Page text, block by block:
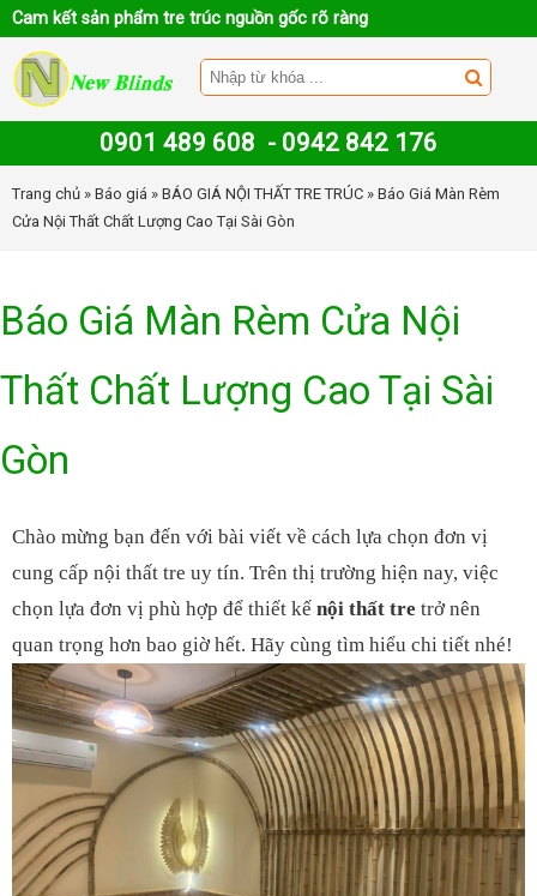
Cam kết sản phẩm tre trúc nguồn gốc rõ ràng
0901 489 608 - 0942 842 176
Trang chủ » Báo giá » BÁO GIÁ NỘI THẤT TRE TRÚC » Báo Giá Màn Rèm
Cửa Nội Thất Chất Lượng Cao Tại Sài Gòn
Báo Giá Màn Rèm Cửa Nội
Thất Chất Lượng Cao Tại Sài
Gòn
Chào mừng bạn đến với bài viết về cách lựa chọn đơn vị
cung cấp nội thất tre uy tín. Trên thị trường hiện nay, việc
chọn lựa đơn vị phù hợp để thiết kế nội thất tre trở nên
quan trọng hơn bao giờ hết. Hãy cùng tìm hiểu chi tiết nhé!